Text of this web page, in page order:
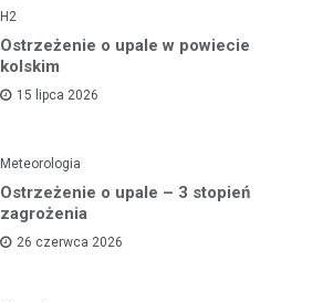
H2
Ostrzeżenie o upale w powiecie
kolskim
15 lipca 2026
Meteorologia
Ostrzeżenie o upale – 3 stopień
zagrożenia
26 czerwca 2026